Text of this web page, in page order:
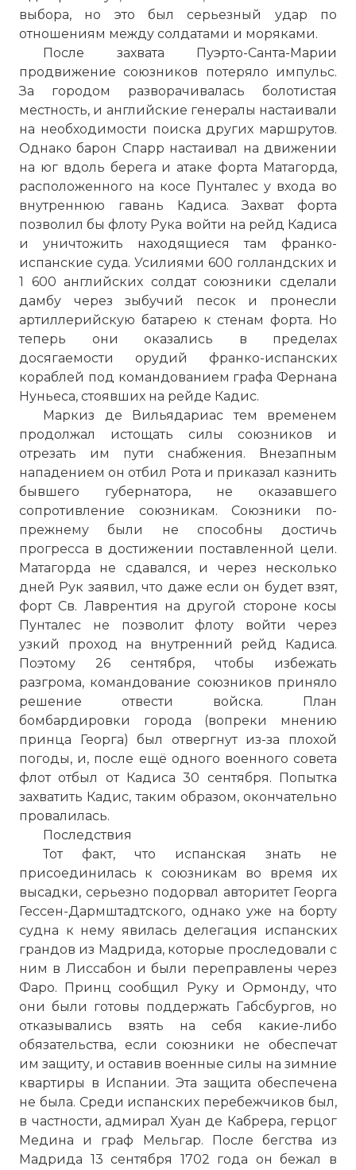
выбора, но это был серьезный удар по
отношениям между солдатами и моряками.
После захвата Пуэрто-Санта-Марии
продвижение союзников потеряло импульс.
За городом разворачивалась болотистая
местность, и английские генералы настаивали
на необходимости поиска других маршрутов.
Однако барон Спарр настаивал на движении
на юг вдоль берега и атаке форта Матагорда,
расположенного на косе Пунталес у входа во
внутреннюю гавань Кадиса. Захват форта
позволил бы флоту Рука войти на рейд Кадиса
и уничтожить находящиеся там франко-
испанские суда. Усилиями 600 голландских и
1 600 английских солдат союзники сделали
дамбу через зыбучий песок и пронесли
артиллерийскую батарею к стенам форта. Но
теперь они оказались в пределах
досягаемости орудий франко-испанских
кораблей под командованием графа Фернана
Нуньеса, стоявших на рейде Кадис.
Маркиз де Вильядариас тем временем
продолжал истощать силы союзников и
отрезать им пути снабжения. Внезапным
нападением он отбил Рота и приказал казнить
бывшего губернатора, не оказавшего
сопротивление союзникам. Союзники по-
прежнему были не способны достичь
прогресса в достижении поставленной цели.
Матагорда не сдавался, и через несколько
дней Рук заявил, что даже если он будет взят,
форт Св. Лаврентия на другой стороне косы
Пунталес не позволит флоту войти через
узкий проход на внутренний рейд Кадиса.
Поэтому 26 сентября, чтобы избежать
разгрома, командование союзников приняло
решение отвести войска. План
бомбардировки города (вопреки мнению
принца Георга) был отвергнут из-за плохой
погоды, и, после ещё одного военного совета
флот отбыл от Кадиса 30 сентября. Попытка
захватить Кадис, таким образом, окончательно
провалилась.
Последствия
Тот факт, что испанская знать не
присоединилась к союзникам во время их
высадки, серьезно подорвал авторитет Георга
Гессен-Дармштадтского, однако уже на борту
судна к нему явилась делегация испанских
грандов из Мадрида, которые проследовали с
ним в Лиссабон и были переправлены через
Фаро. Принц сообщил Руку и Ормонду, что
они были готовы поддержать Габсбургов, но
отказывались взять на себя какие-либо
обязательства, если союзники не обеспечат
им защиту, и оставив военные силы на зимние
квартиры в Испании. Эта защита обеспечена
не была. Среди испанских перебежчиков был,
в частности, адмирал Хуан де Кабрера, герцог
Медина и граф Мельгар. После бегства из
Мадрида 13 сентября 1702 года он бежал в